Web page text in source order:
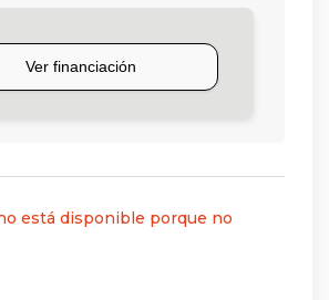
está disponible porque no